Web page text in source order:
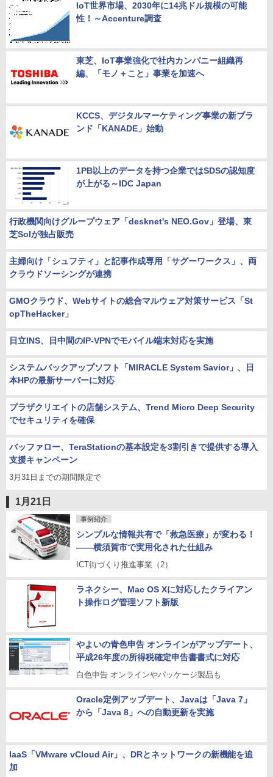
IoT世界市場、2030年に14兆ドル規模の可能
性！～Accenture調査
東芝、IoT事業強化で社内カンパニー組織再
編、「モノ＋こと」事業を加速へ
KCCS、デジタルマーケティング事業の新ブラ
ンド「KANADE」始動
1PB以上のデータを持つ企業ではSDSの認知度
が上がる～IDC Japan
行政機関向けグループウェア「desknet's NEO.Gov」登場、東
芝Solが独占販売
主婦向け「シュフティ」と記事作成専用「サグーワークス」、両
クラウドソーシングが連携
GMOクラウド、Webサイトの総合マルウェア対策サービス「St
opTheHacker」
日立INS、日中間のIP-VPNでモバイル端末対応を実施
システムバックアップソフト「MIRACLE System Savior」、日
本HPの最新サーバーに対応
プラザクリエイトの店舗システム、Trend Micro Deep Security
でセキュリティを確保
バッファロー、TeraStationの基本設定を3割引きで提供する導入
支援キャンペーン
3月31日までの期間限定で
1月21日
事例紹介
シンプルな情報共有で「救急医療」が変わる！
――横須賀市で実用化された仕組み
ICT街づくり推進事業（2）
ラネクシー、Mac OS Xに対応したクライアン
ト操作ログ管理ソフト新版
やよいの青色申告 オンラインがアップデート、
平成26年度の所得税確定申告書書式に対応
白色申告 オンラインやパッケージ製品も
Oracle定例アップデート、Javaは「Java 7」
から「Java 8」への自動更新を実施
IaaS「VMware vCloud Air」、DRとネットワークの新機能を追
加